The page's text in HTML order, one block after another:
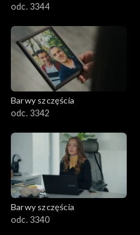
odc. 3344
Barwy szczęścia
odc. 3342
Barwy szczęścia
odc. 3340